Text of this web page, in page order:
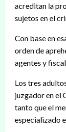
acreditan la
sujetos en el
Con base en
orden de
agentes y
Los tres
juzgador en el
tanto que el
especializado